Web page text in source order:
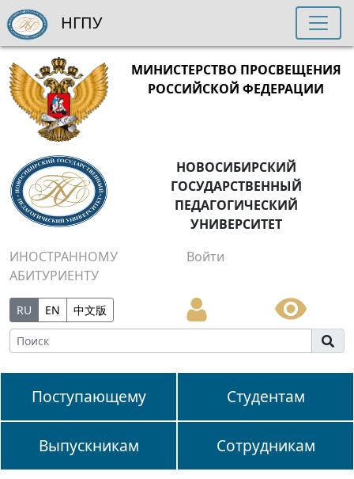
МИНИСТЕРСТВО ПРОСВЕЩЕНИЯ
РОССИЙСКОЙ ФЕДЕРАЦИИ
НОВОСИБИРСКИЙ
ГОСУДАРСТВЕННЫЙ
ПЕДАГОГИЧЕСКИЙ
УНИВЕРСИТЕТ
ИНОСТРАННОМУ
АБИТУРИЕНТУ
Войти
RU EN 中文版
Поступающему Студентам
Выпускникам Сотрудникам
НГПУ